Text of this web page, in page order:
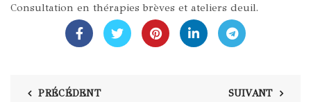
Consultation en thérapies brèves et ateliers deuil.
PRÉCÉDENT SUIVANT